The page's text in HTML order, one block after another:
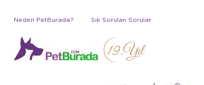
Neden PetBurada? Sık Sorulan Sorular